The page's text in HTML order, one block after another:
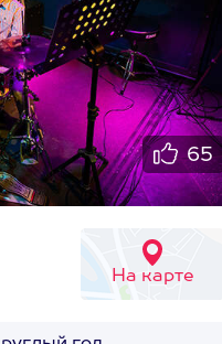
65
На карте